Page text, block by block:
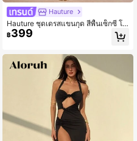
Hauture
Hauture ชุดเดรสแขนกุด สีพื้นเซ็กซี่ โป
ร่ง สำหรับฤดูร้อน
฿399